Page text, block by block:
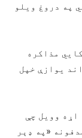
په دروغ ویلو
مذاکره
یوازې خپل
اړه وویل چې
«په ډېر